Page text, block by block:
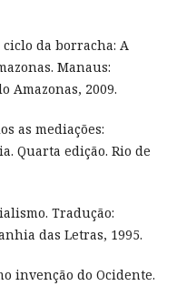
ciclo da borracha: A
Manaus:
Amazonas, 2009.
as mediações:
Quarta edição. Rio de
Tradução:
das Letras, 1995.
invenção do Ocidente.